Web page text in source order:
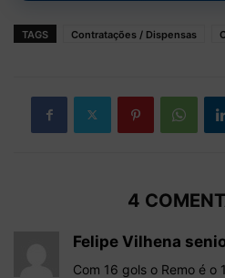
TAGS Contratações / Dispensas
4
Felipe Vilhena
Com 16 gols o Remo é o